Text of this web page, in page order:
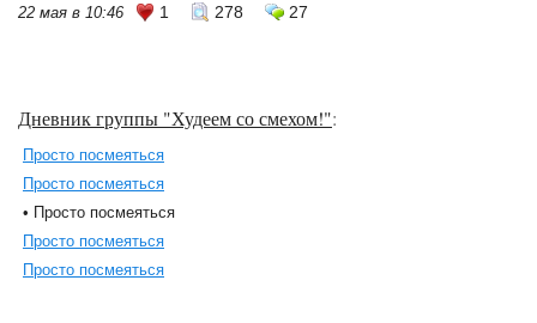
22 мая в 10:46 1 278 27
Дневник группы "Худеем со смехом!":
Просто посмеяться
Просто посмеяться
• Просто посмеяться
Просто посмеяться
Просто посмеяться